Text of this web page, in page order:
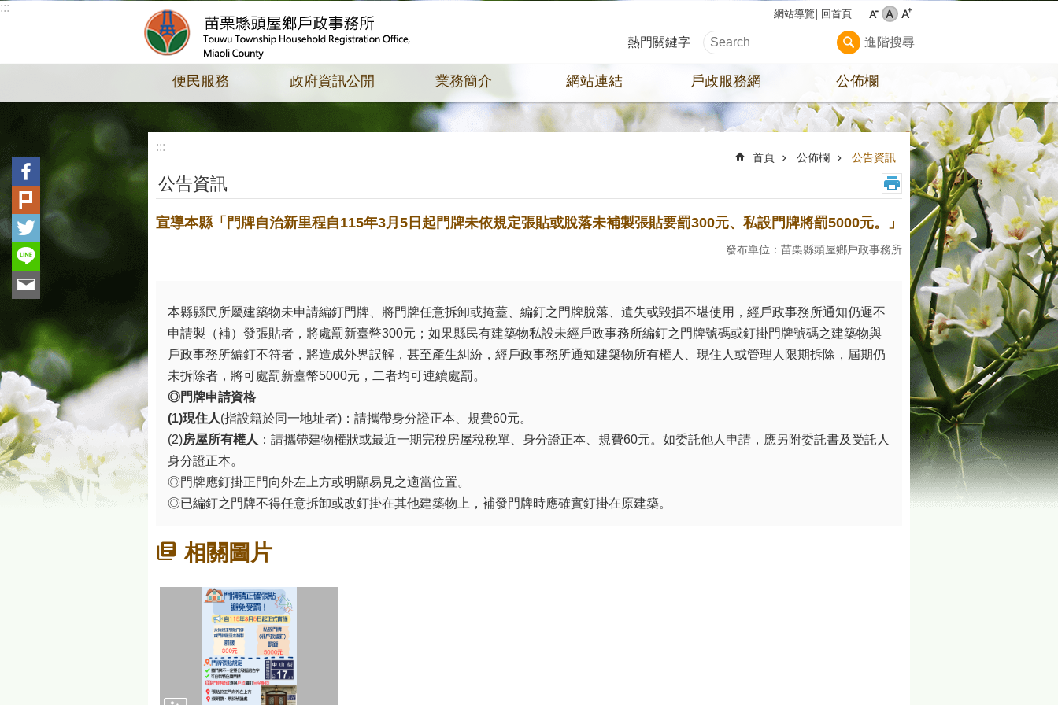
跳到主要內容區塊
::: 網站導覽 回首頁
熱門關鍵字 進階搜尋
便民服務 政府資訊公開 業務簡介 網站連結 戶政服務網 公佈欄
:::
首頁 公佈欄 公告資訊
公告資訊
宣導本縣「門牌自治新里程自115年3月5日起門牌未依規定張貼或脫落未補製張貼要罰300元、私設門牌將罰5000元。」
發布單位：苗栗縣頭屋鄉戶政事務所
本縣縣民所屬建築物未申請編釘門牌、將門牌任意拆卸或掩蓋、編釘之門牌脫落、遺失或毀損不堪使用，經戶政事務所通知仍遲不
申請製（補）發張貼者，將處罰新臺幣300元；如果縣民有建築物私設未經戶政事務所編釘之門牌號碼或釘掛門牌號碼之建築物與
戶政事務所編釘不符者，將造成外界誤解，甚至產生糾紛，經戶政事務所通知建築物所有權人、現住人或管理人限期拆除，屆期仍
未拆除者，將可處罰新臺幣5000元，二者均可連續處罰。
◎門牌申請資格
(1)現住人(指設籍於同一地址者)：請攜帶身分證正本、規費60元。
(2)房屋所有權人 ：請攜帶建物權狀或最近一期完稅房屋稅稅單、身分證正本、規費60元。如委託他人申請，應另附委託書及受託人
身分證正本。
◎門牌應釘掛正門向外左上方或明顯易見之適當位置。
◎已編釘之門牌不得任意拆卸或改釘掛在其他建築物上，補發門牌時應確實釘掛在原建築。
相關圖片